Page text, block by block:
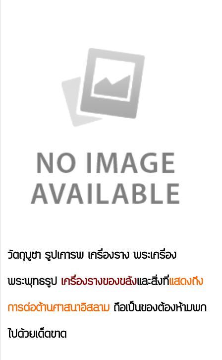
วัตถุบูชา รูปเคารพ เครื่องราง พระเครื่อง
พระพุทธรูป เครื่องรางของขลังและสิ่งที่แสดงถึง
การต่อต้านศาสนาอิสลาม ถือเป็นของต้องห้ามพก
ไปด้วยเด็ดขาด